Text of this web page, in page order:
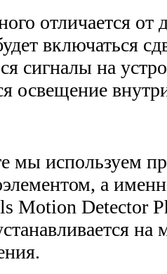
отличается от
включаться
сигналы на
освещение
мы используем
а
Motion Detector
на